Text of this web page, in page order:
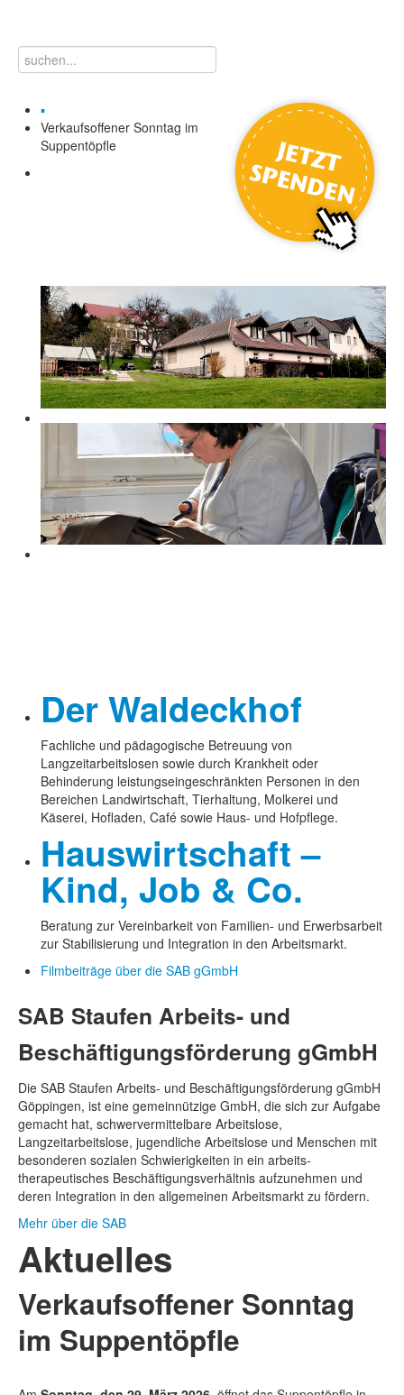
▪
Verkaufsoffener Sonntag im
Suppentöpfle
Der Waldeckhof
Fachliche und pädagogische Betreuung von
Langzeitarbeitslosen sowie durch Krankheit oder
Behinderung leistungseingeschränkten Personen in den
Bereichen Landwirtschaft, Tierhaltung, Molkerei und
Käserei, Hofladen, Café sowie Haus- und Hofpflege.
Hauswirtschaft –
Kind, Job & Co.
Beratung zur Vereinbarkeit von Familien- und Erwerbsarbeit
zur Stabilisierung und Integration in den Arbeitsmarkt.
Filmbeiträge über die SAB gGmbH
SAB Staufen Arbeits- und
Beschäftigungs­förderung gGmbH
Die SAB Staufen Arbeits- und Beschäftigungs­förderung gGmbH
Göppingen, ist eine gemeinnützige GmbH, die sich zur Aufgabe
gemacht hat, schwer­vermittelbare Arbeitslose,
Langzeitarbeitslose, jugendliche Arbeitslose und Menschen mit
besonderen sozialen Schwierigkeiten in ein arbeits­
therapeutisches Beschäftigungs­verhältnis aufzunehmen und
deren Integration in den allgemeinen Arbeitsmarkt zu fördern.
Mehr über die SAB
Aktuelles
Verkaufsoffener Sonntag
im Suppentöpfle